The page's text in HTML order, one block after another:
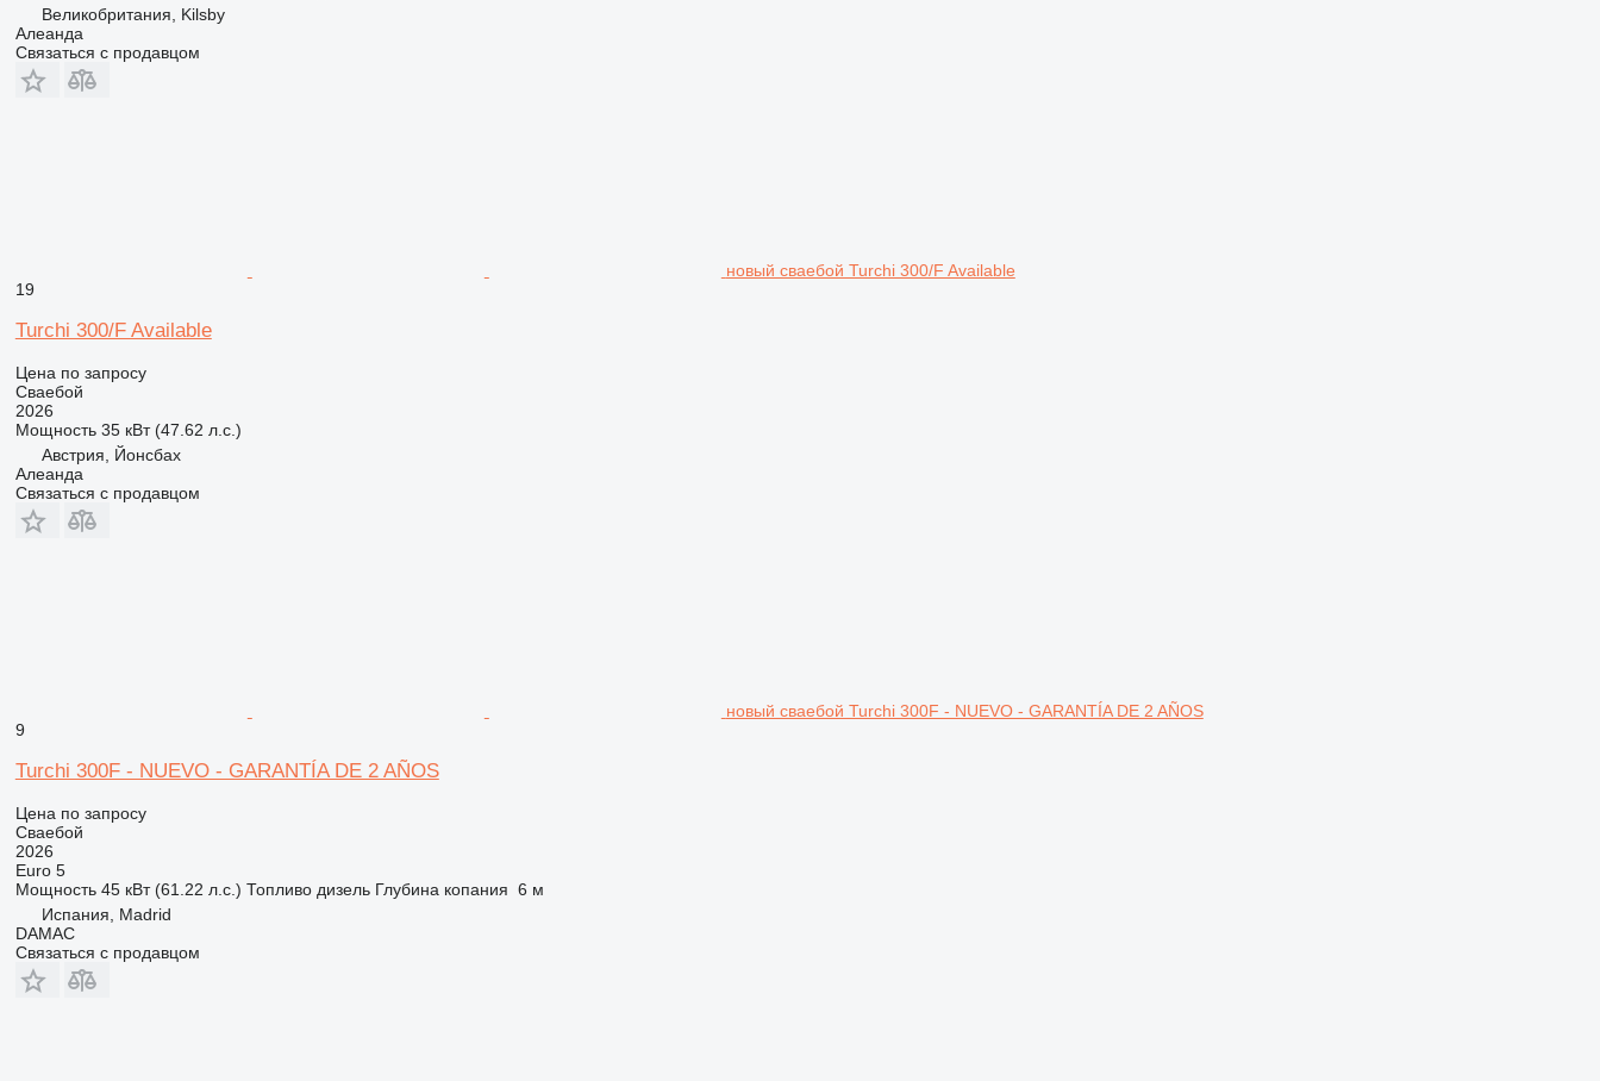
Великобритания, Kilsby
Алеанда
Связаться с продавцом
новый сваебой Turchi 300/F Available
19
Turchi 300/F Available
Цена по запросу
Сваебой
2026
Мощность 35 кВт (47.62 л.с.)
Австрия, Йонсбах
Алеанда
Связаться с продавцом
новый сваебой Turchi 300F - NUEVO - GARANTÍA DE 2 AÑOS
9
Turchi 300F - NUEVO - GARANTÍA DE 2 AÑOS
Цена по запросу
Сваебой
2026
Euro 5
Мощность 45 кВт (61.22 л.с.) Топливо дизель Глубина копания 6 м
Испания, Madrid
DAMAC
Связаться с продавцом